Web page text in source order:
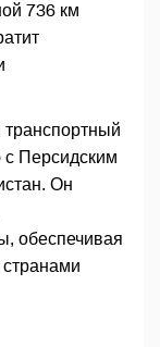
736 км
с Персидским
Он
обеспечивая